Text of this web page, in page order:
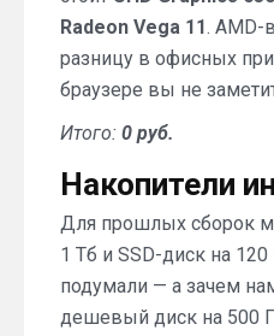
Radeon Vega 11. AMD-
разницу в офисных
браузере вы не
Итого: 0 руб.
Накопители
Для прошлых сборок
1 Тб и SSD-диск на
подумали — а зачем
дешевый диск на 500